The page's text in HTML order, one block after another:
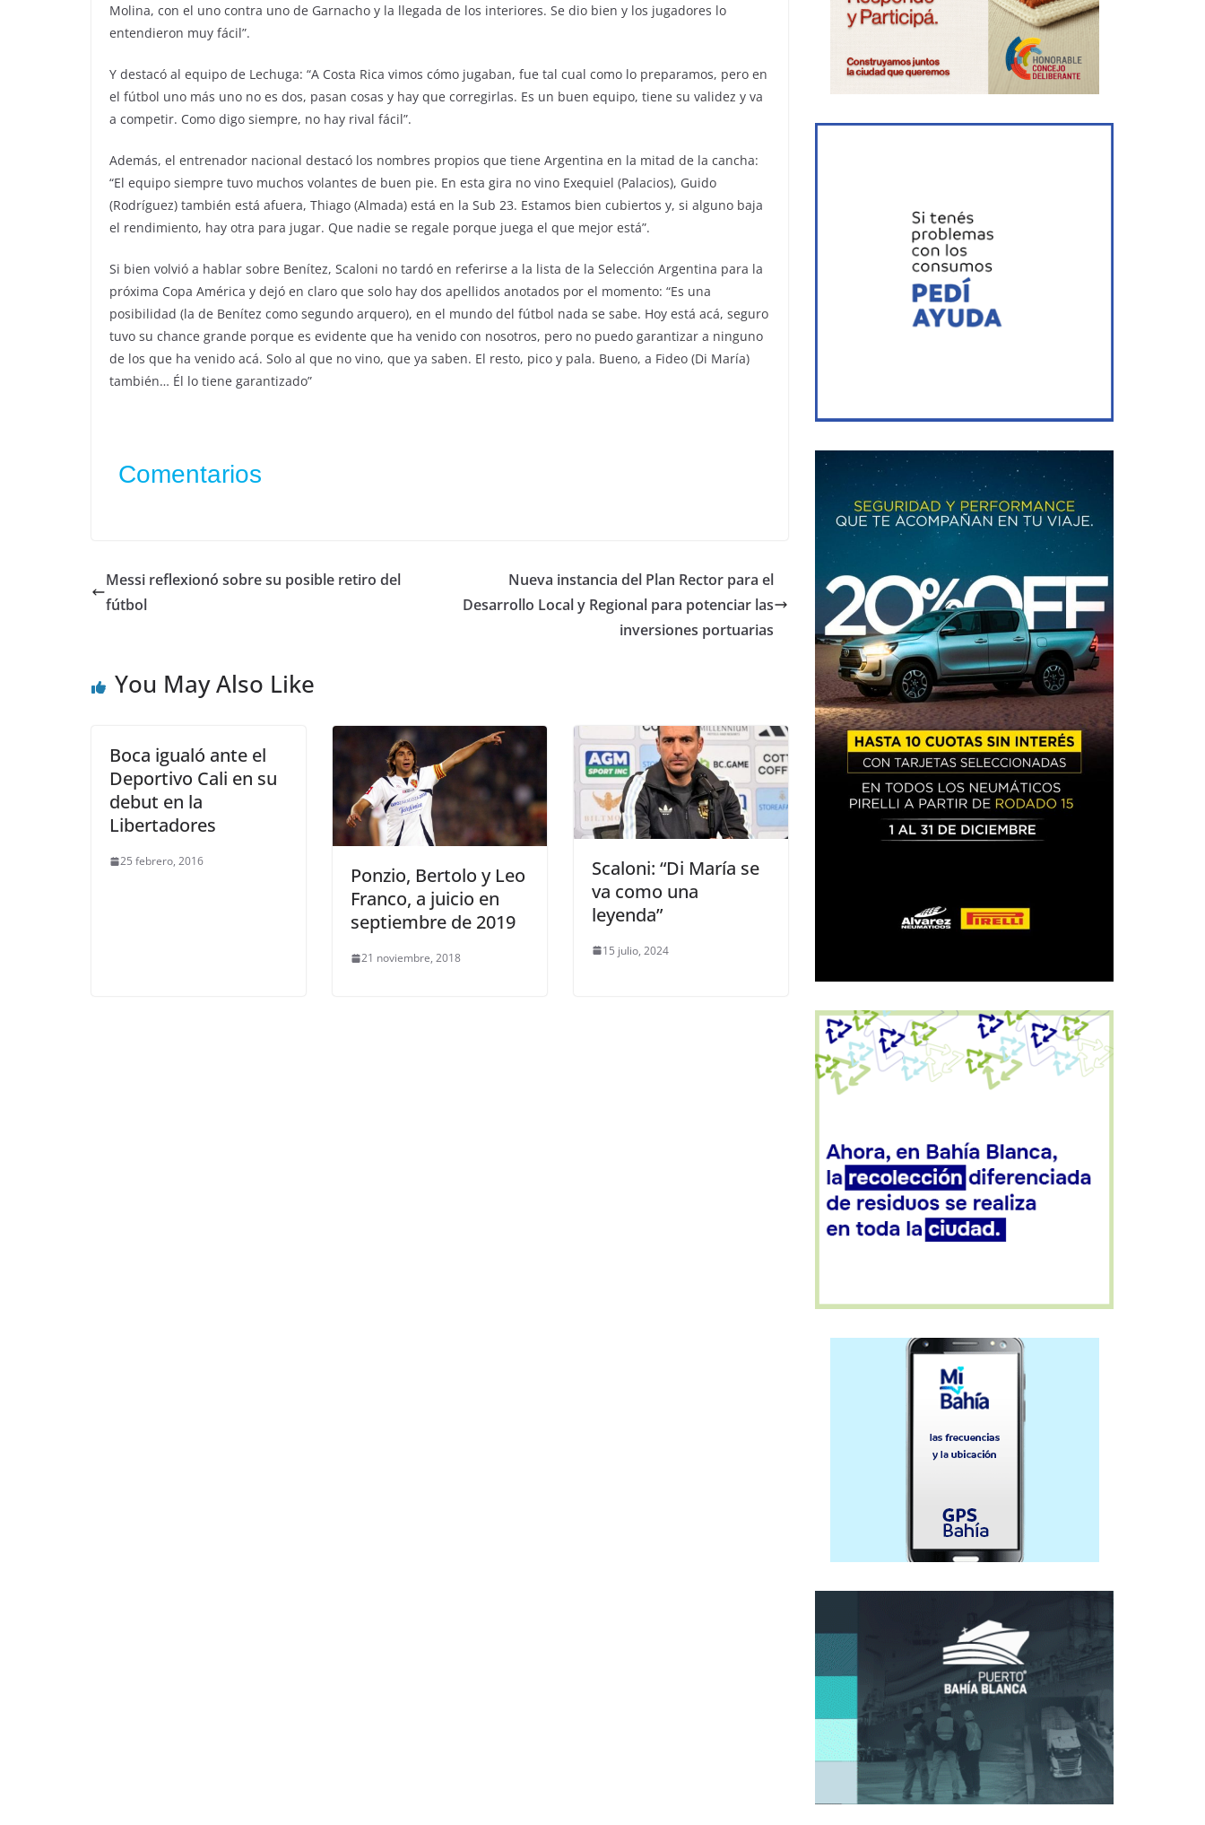
Molina, con el uno contra uno de Garnacho y la llegada de los interiores. Se dio bien y los jugadores lo
entendieron muy fácil”.
Y destacó al equipo de Lechuga: “A Costa Rica vimos cómo jugaban, fue tal cual como lo preparamos, pero en
el fútbol uno más uno no es dos, pasan cosas y hay que corregirlas. Es un buen equipo, tiene su validez y va
a competir. Como digo siempre, no hay rival fácil”.
Además, el entrenador nacional destacó los nombres propios que tiene Argentina en la mitad de la cancha:
“El equipo siempre tuvo muchos volantes de buen pie. En esta gira no vino Exequiel (Palacios), Guido
(Rodríguez) también está afuera, Thiago (Almada) está en la Sub 23. Estamos bien cubiertos y, si alguno baja
el rendimiento, hay otra para jugar. Que nadie se regale porque juega el que mejor está”.
Si bien volvió a hablar sobre Benítez, Scaloni no tardó en referirse a la lista de la Selección Argentina para la
próxima Copa América y dejó en claro que solo hay dos apellidos anotados por el momento: “Es una
posibilidad (la de Benítez como segundo arquero), en el mundo del fútbol nada se sabe. Hoy está acá, seguro
tuvo su chance grande porque es evidente que ha venido con nosotros, pero no puedo garantizar a ninguno
de los que ha venido acá. Solo al que no vino, que ya saben. El resto, pico y pala. Bueno, a Fideo (Di María)
también… Él lo tiene garantizado”
Comentarios
Messi reflexionó sobre su posible retiro del
fútbol
Nueva instancia del Plan Rector para el
Desarrollo Local y Regional para potenciar las
inversiones portuarias
You May Also Like
Boca igualó ante el
Deportivo Cali en su
debut en la
Libertadores
25 febrero, 2016
Ponzio, Bertolo y Leo
Franco, a juicio en
septiembre de 2019
21 noviembre, 2018
Scaloni: “Di María se
va como una
leyenda”
15 julio, 2024